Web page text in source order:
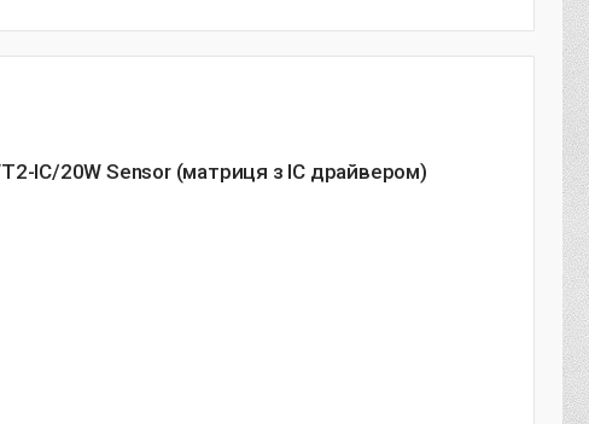
IC/20W Sensor (матриця з IC драйвером)